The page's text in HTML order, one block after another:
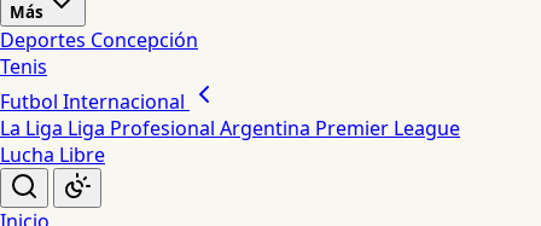
Más
Deportes Concepción
Tenis
Futbol Internacional
La Liga Liga Profesional Argentina Premier League
Lucha Libre